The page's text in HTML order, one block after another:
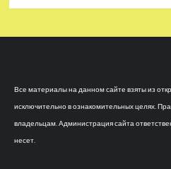
Все материалы на данном сайте взяты из
исключительно в ознакомительных целях.
владельцам. Администрация сайта
несет.